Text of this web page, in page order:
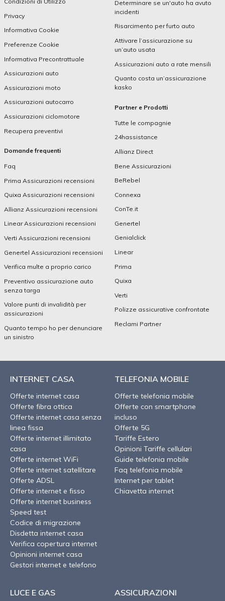
Privacy
Informativa Cookie
Preferenze Cookie
Informativa Precontrattuale
Assicurazioni auto
Assicurazioni moto
Assicurazioni autocarro
Assicurazioni ciclomotore
Recupera preventivi
Domande frequenti
Faq
Prima Assicurazioni recensioni
Quixa Assicurazioni recensioni
Allianz Assicurazioni recensioni
Linear Assicurazioni recensioni
Verti Assicurazioni recensioni
Genertel Assicurazioni recensioni
Verifica multe a proprio carico
Preventivo assicurazione auto
senza targa
Valore punti di invalidità per
assicurazioni
Quanto tempo ho per denunciare
un sinistro
Determinare se un'auto ha avuto
incidenti
Risarcimento per furto auto
Attivare l’assicurazione su
un’auto usata
Assicurazioni auto a rate mensili
Quanto costa un’assicurazione
kasko
Partner e Prodotti
Tutte le compagnie
24hassistance
Allianz Direct
Bene Assicurazioni
BeRebel
Connexa
ConTe.it
Genertel
Genialclick
Linear
Prima
Quixa
Verti
Polizze assicurative confrontate
Reclami Partner
INTERNET CASA
Offerte internet casa
Offerte fibra ottica
Offerte internet casa senza
linea fissa
Offerte internet illimitato
casa
Offerte internet WiFi
Offerte internet satellitare
Offerte ADSL
Offerte internet e fisso
Offerte internet business
Speed test
Codice di migrazione
Disdetta internet casa
Verifica copertura internet
Opinioni internet casa
Gestori internet e telefono
TELEFONIA MOBILE
Offerte telefonia mobile
Offerte con smartphone
incluso
Offerte 5G
Tariffe Estero
Opinioni Tariffe cellulari
Guide telefonia mobile
Faq telefonia mobile
Internet per tablet
Chiavetta internet
LUCE E GAS ASSICURAZIONI